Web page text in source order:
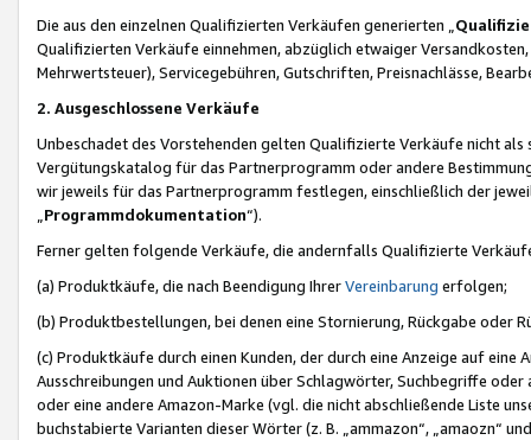
Die aus den einzelnen Qualifizierten Verkäufen generierten „
Qualifizierten Verkäufe einnehmen, abzüglich etwaiger
Mehrwertsteuer), Servicegebühren, Gutschriften, Preisnachlässe,
2. Ausgeschlossene Verkäufe
Unbeschadet des Vorstehenden gelten Qualifizierte Verkäufe nicht
Vergütungskatalog für das Partnerprogramm oder andere
wir jeweils für das Partnerprogramm festlegen, einschließlich der
Programmdokumentation“).
Ferner gelten folgende Verkäufe, die andernfalls Qualifizierte
(a) Produktkäufe, die nach Beendigung IhrerVereinbarung erfolgen;
(b) Produktbestellungen, bei denen eine Stornierung, Rückgabe oder
(c) Produktkäufe durch einen Kunden, der durch eine Anzeige auf
Ausschreibungen und Auktionen über Schlagwörter, Suchbegriffe
oder eine andere Amazon-Marke (vgl. die nicht abschließende Liste
buchstabierte Varianten dieser Wörter (z. B. „ammazon“, „amaozn“